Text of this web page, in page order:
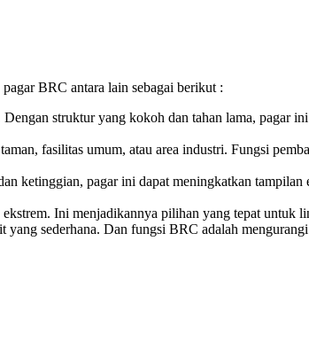
BRC antara lain sebagai berikut :
struktur yang kokoh dan tahan lama, pagar
fasilitas umum, atau area industri. Fungsi
ketinggian, pagar ini dapat meningkatkan tampilan
Ini menjadikannya pilihan yang tepat untuk
sederhana. Dan fungsi BRC adalah